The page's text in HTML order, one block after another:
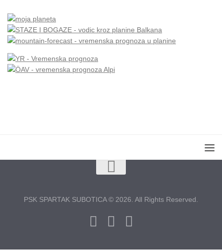
PSK SPARTAK SUBOTICA © 2026. All Rights Reserved.